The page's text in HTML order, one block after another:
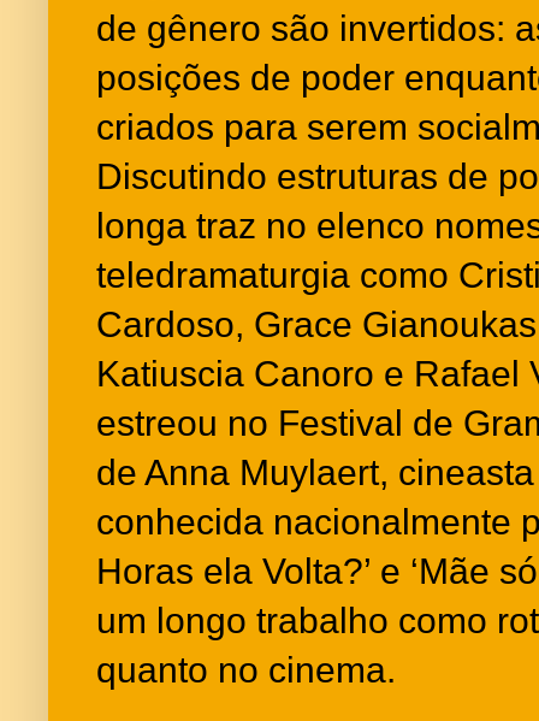
de gênero são invertidos:
posições de poder
criados para serem
Discutindo estruturas de
longa traz no elenco
teledramaturgia como
Cardoso, Grace
Katiuscia Canoro e Rafael
estreou no Festival de
de Anna Muylaert,
conhecida nacionalmente
Horas ela Volta?’ e ‘Mãe
um longo trabalho como
quanto no cinema.